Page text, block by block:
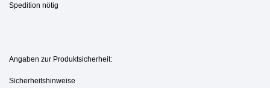
Spedition nötig
Angaben zur Produktsicherheit:
Sicherheitshinweise